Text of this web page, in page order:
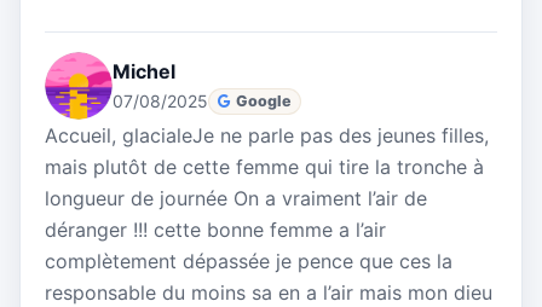
Michel
07/08/2025 Google
Accueil, glacialeJe ne parle pas des jeunes filles,
mais plutôt de cette femme qui tire la tronche à
longueur de journée On a vraiment l’air de
déranger !!! cette bonne femme a l’air
complètement dépassée je pence que ces la
responsable du moins sa en a l’air mais mon dieu